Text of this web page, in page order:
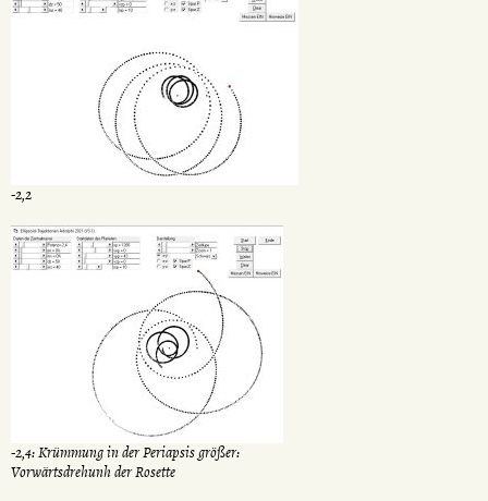
-2,2
-2,4: Krümmung in der Periapsis größer:
Vorwärtsdrehunh der Rosette